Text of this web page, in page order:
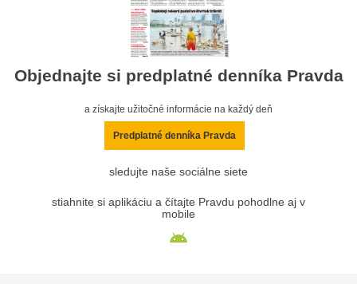
Objednajte si predplatné denníka Pravda
a získajte užitočné informácie na každý deň
Predplatné denníka Pravda
sledujte naše sociálne siete
stiahnite si aplikáciu a čítajte Pravdu pohodlne aj v
mobile